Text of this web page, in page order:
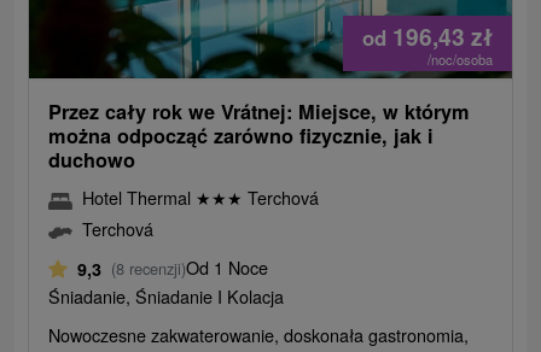
od 196,43 zł
/noc/osoba
Przez cały rok we Vrátnej: Miejsce, w którym
można odpocząć zarówno fizycznie, jak i
duchowo
Hotel Thermal ★★★ Terchová
Terchová
9,3 (8 recenzji)Od 1 Noce
Śniadanie, Śniadanie I Kolacja
Nowoczesne zakwaterowanie, doskonała gastronomia,